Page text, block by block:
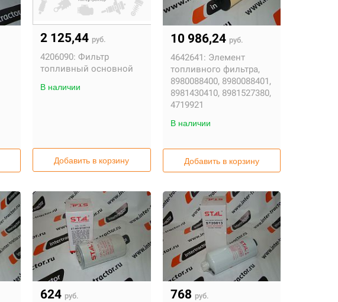
2 125,44 руб.
4206090: Фильтр
топливный основной
В наличии
Добавить в корзину
10 986,24 руб.
4642641: Элемент
топливного фильтра,
8980088400, 8980088401,
8981430410, 8981527380,
4719921
В наличии
Добавить в корзину
624 руб. 768 руб.